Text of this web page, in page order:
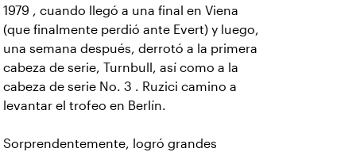
1979 , cuando llegó a una final en Viena
(que finalmente perdió ante Evert) y luego,
una semana después, derrotó a la primera
cabeza de serie, Turnbull, así como a la
cabeza de serie No. 3 . Ruzici camino a
levantar el trofeo en Berlín.
Sorprendentemente, logró grandes